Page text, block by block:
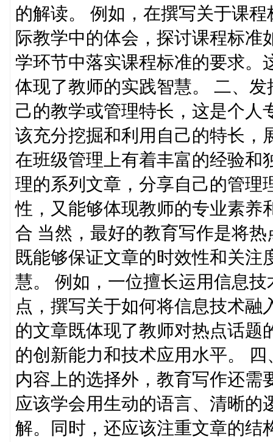
的解读。 例如，在撰写关于课
际教学中的体会，探讨课程标准
学环节中落实课程标准的要求。
体现了教师的实践智慧。 二、
己的教学或管理特长，这是个人
该充分挖掘和利用自己的特长，
在班级管理上有着丰富的经验和
理的系列文章，分享自己的管理
性，又能够体现教师的专业素养
合 当然，最好的教育写作是将
既能够保证文章的时效性和关
慧。 例如，一位擅长运用信息
点，撰写关于如何将信息技术
的文章既体现了教师对热点话题
的创新能力和技术应用水平。
内容上的选择外，教育写作还需
应该学会用生动的语言、清晰的
解。同时，还应该注重文章的结